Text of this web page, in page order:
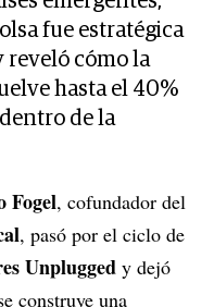
fue estratégica
reveló cómo la
hasta el 40%
de la
Fogel, cofundador del
, pasó por el ciclo de
Unplugged y dejó
construye una